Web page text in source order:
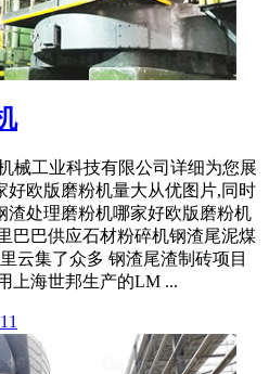
械工业科技有限公司详细为您展
好欧版磨粉机量大从优图片,同时
渣处理磨粉机哪家好欧版磨粉机
巴巴供应石材粉碎机钢渣尾泥煤
云集了众多 钢渣尾渣制砖项目
上海世邦生产的LM ...